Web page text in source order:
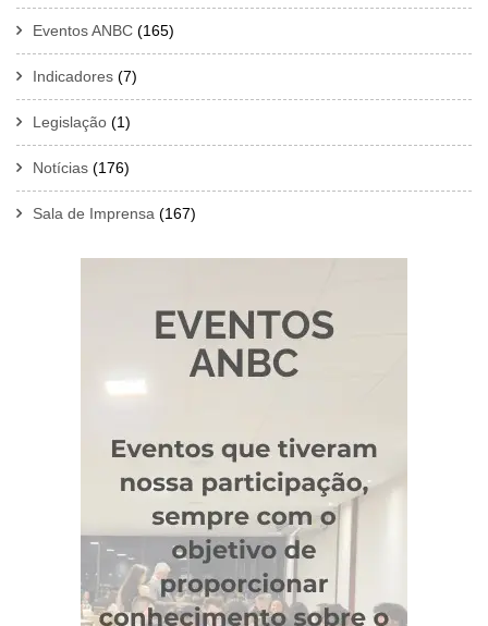
Eventos ANBC (165)
Indicadores (7)
Legislação (1)
Notícias (176)
Sala de Imprensa (167)